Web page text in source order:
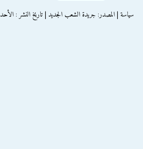
سياسة | المصدر: جريدة الشعب الجديد | تاريخ النشر : الأحد 04 مايو 2014